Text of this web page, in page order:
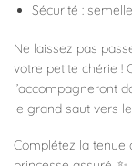
Sécurité :
Ne laissez pas
votre petite chérie !
l’accompagneront
le grand saut vers
Complétez la tenue